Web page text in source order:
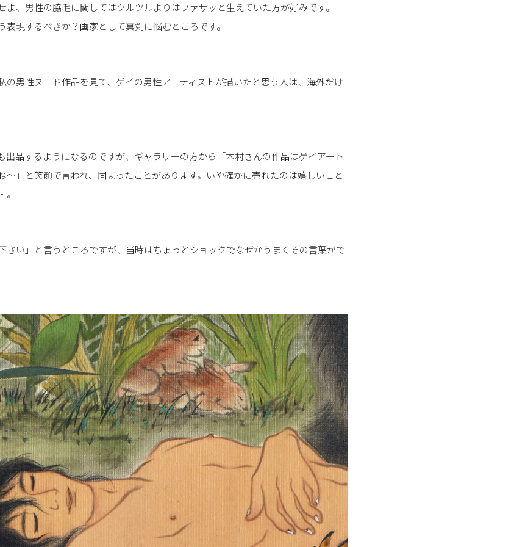
、男性の脇毛に関してはツルツルよりはファサッと生えていた方が好みです。
現するべきか？画家として真剣に悩むところです。
の男性ヌード作品を見て、ゲイの男性アーティストが描いたと思う人は、海外だけ
出品するようになるのですが、ギャラリーの方から「木村さんの作品はゲイアート
〜」と笑顔で言われ、固まったことがあります。いや確かに売れたのは嬉しいこと
さい」と言うところですが、当時はちょっとショックでなぜかうまくその言葉がで